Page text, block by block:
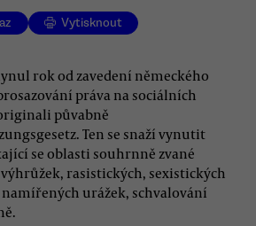
Vytisknout
rok od zavedení německého
práva na sociálních
půvabně
Ten se snaží vynutit
se oblasti souhrnně zvané
výhrůžek, rasistických, sexistických
namířených urážek, schvalování